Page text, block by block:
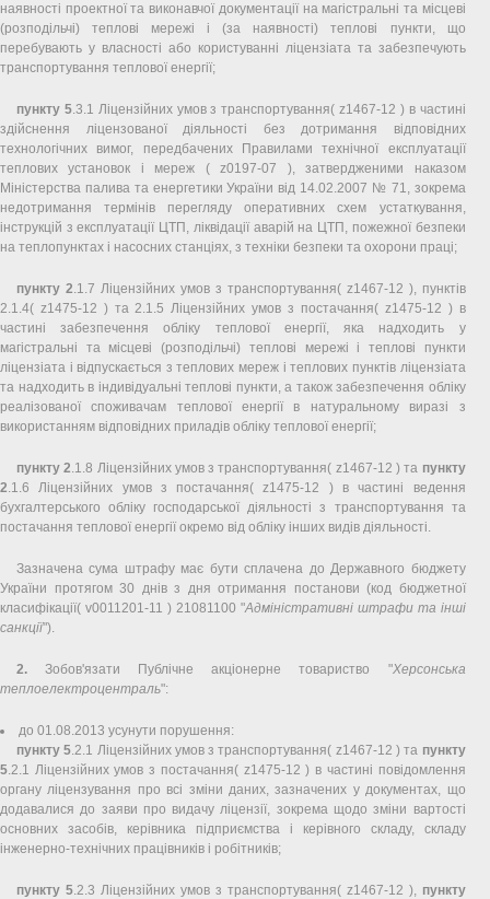
наявності проектної та виконавчої документації на магістральні та місцеві
(розподільчі) теплові мережі і (за наявності) теплові пункти, що
перебувають у власності або користуванні ліцензіата та забезпечують
транспортування теплової енергії;
пункту 5.3.1 Ліцензійних умов з транспортування( z1467-12 ) в частині
здійснення ліцензованої діяльності без дотримання відповідних
технологічних вимог, передбачених Правилами технічної експлуатації
теплових установок і мереж ( z0197-07 ), затвердженими наказом
Міністерства палива та енергетики України від 14.02.2007 № 71, зокрема
недотримання термінів перегляду оперативних схем устаткування,
інструкцій з експлуатації ЦТП, ліквідації аварій на ЦТП, пожежної безпеки
на теплопунктах і насосних станціях, з техніки безпеки та охорони праці;
пункту 2.1.7 Ліцензійних умов з транспортування( z1467-12 ), пунктів
2.1.4( z1475-12 ) та 2.1.5 Ліцензійних умов з постачання( z1475-12 ) в
частині забезпечення обліку теплової енергії, яка надходить у
магістральні та місцеві (розподільчі) теплові мережі і теплові пункти
ліцензіата і відпускається з теплових мереж і теплових пунктів ліцензіата
та надходить в індивідуальні теплові пункти, а також забезпечення обліку
реалізованої споживачам теплової енергії в натуральному виразі з
використанням відповідних приладів обліку теплової енергії;
пункту 2.1.8 Ліцензійних умов з транспортування( z1467-12 ) та пункту
2.1.6 Ліцензійних умов з постачання( z1475-12 ) в частині ведення
бухгалтерського обліку господарської діяльності з транспортування та
постачання теплової енергії окремо від обліку інших видів діяльності.
Зазначена сума штрафу має бути сплачена до Державного бюджету
України протягом 30 днів з дня отримання постанови (код бюджетної
класифікації( v0011201-11 ) 21081100 "Адміністративні штрафи та інші
санкції").
2. Зобов'язати Публічне акціонерне товариство "Херсонська
теплоелектроцентраль":
до 01.08.2013 усунути порушення:
пункту 5.2.1 Ліцензійних умов з транспортування( z1467-12 ) та пункту
5.2.1 Ліцензійних умов з постачання( z1475-12 ) в частині повідомлення
органу ліцензування про всі зміни даних, зазначених у документах, що
додавалися до заяви про видачу ліцензії, зокрема щодо зміни вартості
основних засобів, керівника підприємства і керівного складу, складу
інженерно-технічних працівників і робітників;
пункту 5.2.3 Ліцензійних умов з транспортування( z1467-12 ), пункту